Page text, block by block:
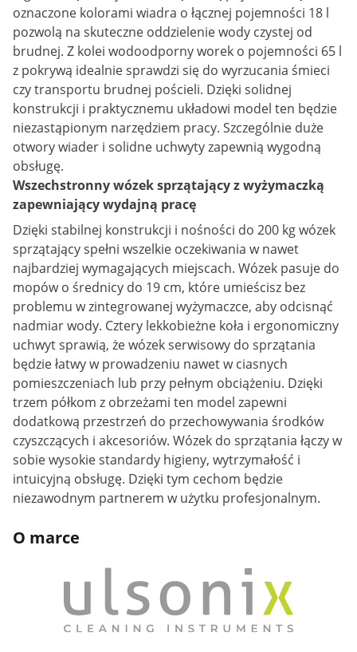
oznaczone kolorami wiadra o łącznej pojemności 18 l
pozwolą na skuteczne oddzielenie wody czystej od
brudnej. Z kolei wodoodporny worek o pojemności 65 l
z pokrywą idealnie sprawdzi się do wyrzucania śmieci
czy transportu brudnej pościeli. Dzięki solidnej
konstrukcji i praktycznemu układowi model ten będzie
niezastąpionym narzędziem pracy. Szczególnie duże
otwory wiader i solidne uchwyty zapewnią wygodną
obsługę.
Wszechstronny wózek sprzątający z wyżymaczką
zapewniający wydajną pracę
Dzięki stabilnej konstrukcji i nośności do 200 kg wózek
sprzątający spełni wszelkie oczekiwania w nawet
najbardziej wymagających miejscach. Wózek pasuje do
mopów o średnicy do 19 cm, które umieścisz bez
problemu w zintegrowanej wyżymaczce, aby odcisnąć
nadmiar wody. Cztery lekkobieżne koła i ergonomiczny
uchwyt sprawią, że wózek serwisowy do sprzątania
będzie łatwy w prowadzeniu nawet w ciasnych
pomieszczeniach lub przy pełnym obciążeniu. Dzięki
trzem półkom z obrzeżami ten model zapewni
dodatkową przestrzeń do przechowywania środków
czyszczących i akcesoriów. Wózek do sprzątania łączy w
sobie wysokie standardy higieny, wytrzymałość i
intuicyjną obsługę. Dzięki tym cechom będzie
niezawodnym partnerem w użytku profesjonalnym.
O marce